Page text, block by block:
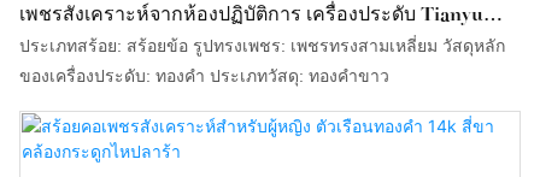
เพชรสังเคราะห์จากห้องปฏิบัติการ เครื่องประดับ Tianyu
Gems
ประเภทสร้อย: สร้อยข้อ รูปทรงเพชร: เพชรทรงสามเหลี่ยม วัสดุหลัก
ของเครื่องประดับ: ทองคำ ประเภทวัสดุ: ทองคำขาว